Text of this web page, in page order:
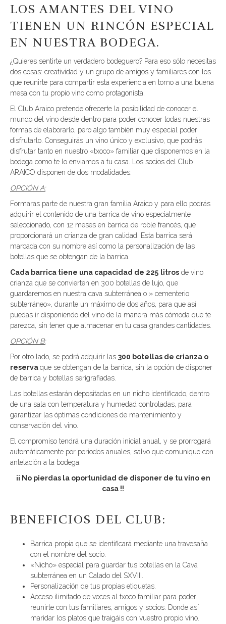
LOS AMANTES DEL VINO
TIENEN UN RINCÓN ESPECIAL
EN NUESTRA BODEGA.
¿Quieres sentirte un verdadero bodeguero? Para eso sólo necesitas
dos cosas: creatividad y un grupo de amigos y familiares con los
que reunirte para compartir esta experiencia en torno a una buena
mesa con tu propio vino como protagonista.
El Club Araico pretende ofrecerte la posibilidad de conocer el
mundo del vino desde dentro para poder conocer todas nuestras
formas de elaborarlo, pero algo también muy especial poder
disfrutarlo. Conseguirás un vino único y exclusivo, que podrás
disfrutar tanto en nuestro «txoco» familiar que disponemos en la
bodega como te lo enviamos a tu casa. Los socios del Club
ARAICO disponen de dos modalidades:
OPCIÓN A:
Formaras parte de nuestra gran familia Araico y para ello podrás
adquirir el contenido de una barrica de vino especialmente
seleccionado, con 12 meses en barrica de roble francés, que
proporcionará un crianza de gran calidad. Esta barrica será
marcada con su nombre así como la personalización de las
botellas que se obtengan de la barrica.
Cada barrica tiene una capacidad de 225 litros de vino
crianza que se convierten en 300 botellas de lujo, que
guardaremos en nuestra cava subterránea o » cementerio
subterráneo», durante un máximo de dos años, para que así
puedas ir disponiendo del vino de la manera más cómoda que te
parezca, sin tener que almacenar en tu casa grandes cantidades.
OPCIÓN B:
Por otro lado, se podrá adquirir las 300 botellas de crianza o
reservaque se obtengan de la barrica, sin la opción de disponer
de barrica y botellas serigrafiadas.
Las botellas estarán depositadas en un nicho identificado, dentro
de una sala con temperatura y humedad controladas, para
garantizar las óptimas condiciones de mantenimiento y
conservación del vino.
El compromiso tendrá una duración inicial anual, y se prorrogará
automáticamente por periodos anuales, salvo que comunique con
antelación a la bodega.
¡¡ No pierdas la oportunidad de disponer de tu vino en
casa !!
BENEFICIOS DEL CLUB:
Barrica propia que se identificará mediante una travesaña
con el nombre del socio.
«Nicho» especial para guardar tus botellas en la Cava
subterránea en un Calado del SXVIII.
Personalización de tus propias etiquetas.
Acceso ilimitado de veces al txoco familiar para poder
reunirte con tus familiares, amigos y socios. Donde así
maridar los platos que traigáis con vuestro propio vino.